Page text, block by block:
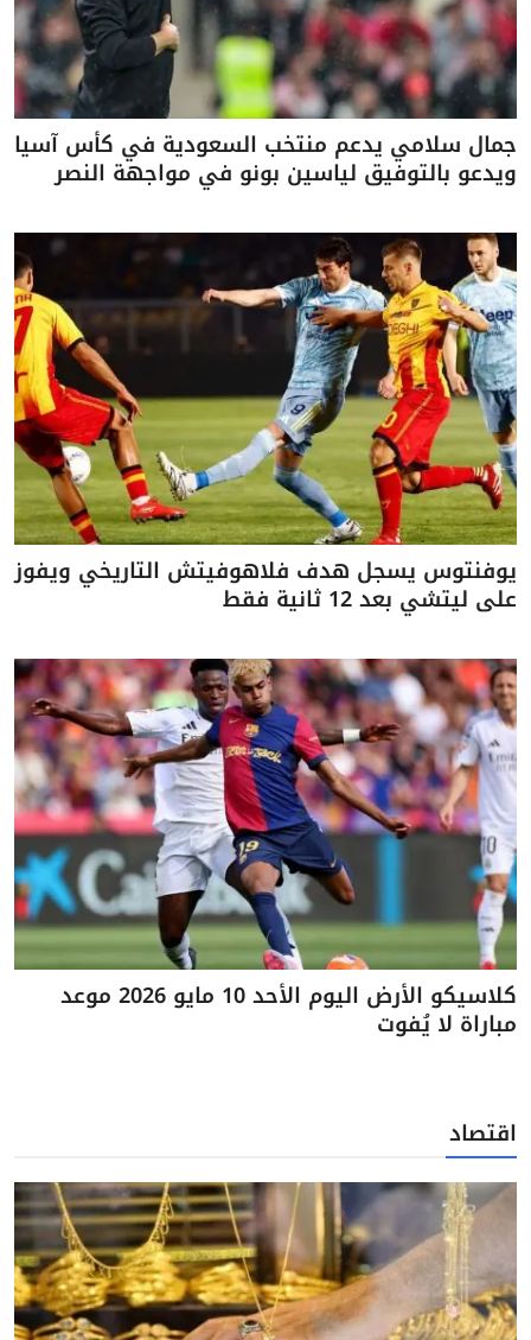
جمال سلامي يدعم منتخب السعودية في كأس آسيا
ويدعو بالتوفيق لياسين بونو في مواجهة النصر
يوفنتوس يسجل هدف فلاهوفيتش التاريخي ويفوز
على ليتشي بعد 12 ثانية فقط
كلاسيكو الأرض اليوم الأحد 10 مايو 2026 موعد
مباراة لا يُفوت
اقتصاد